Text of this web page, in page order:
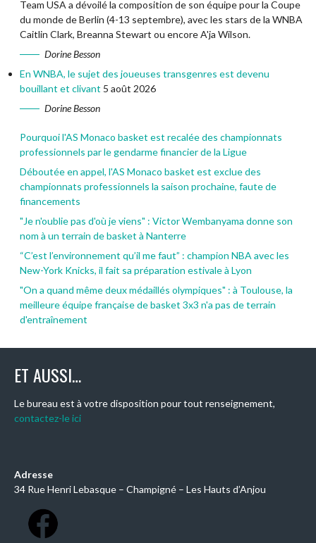
Team USA a dévoilé la composition de son équipe pour la Coupe
du monde de Berlin (4-13 septembre), avec les stars de la WNBA
Caitlin Clark, Breanna Stewart ou encore A'ja Wilson.
Dorine Besson
En WNBA, le sujet des joueuses transgenres est devenu
bouillant et clivant 5 août 2026
Dorine Besson
Pourquoi l'AS Monaco basket est recalée des championnats
professionnels par le gendarme financier de la Ligue
Déboutée en appel, l'AS Monaco basket est exclue des
championnats professionnels la saison prochaine, faute de
financements
"Je n'oublie pas d'où je viens" : Victor Wembanyama donne son
nom à un terrain de basket à Nanterre
“C’est l’environnement qu’il me faut” : champion NBA avec les
New-York Knicks, il fait sa préparation estivale à Lyon
"On a quand même deux médaillés olympiques" : à Toulouse, la
meilleure équipe française de basket 3x3 n'a pas de terrain
d'entraînement
ET AUSSI…
Le bureau est à votre disposition pour tout renseignement,
contactez-le ici
Adresse
34 Rue Henri Lebasque – Champigné – Les Hauts d’Anjou